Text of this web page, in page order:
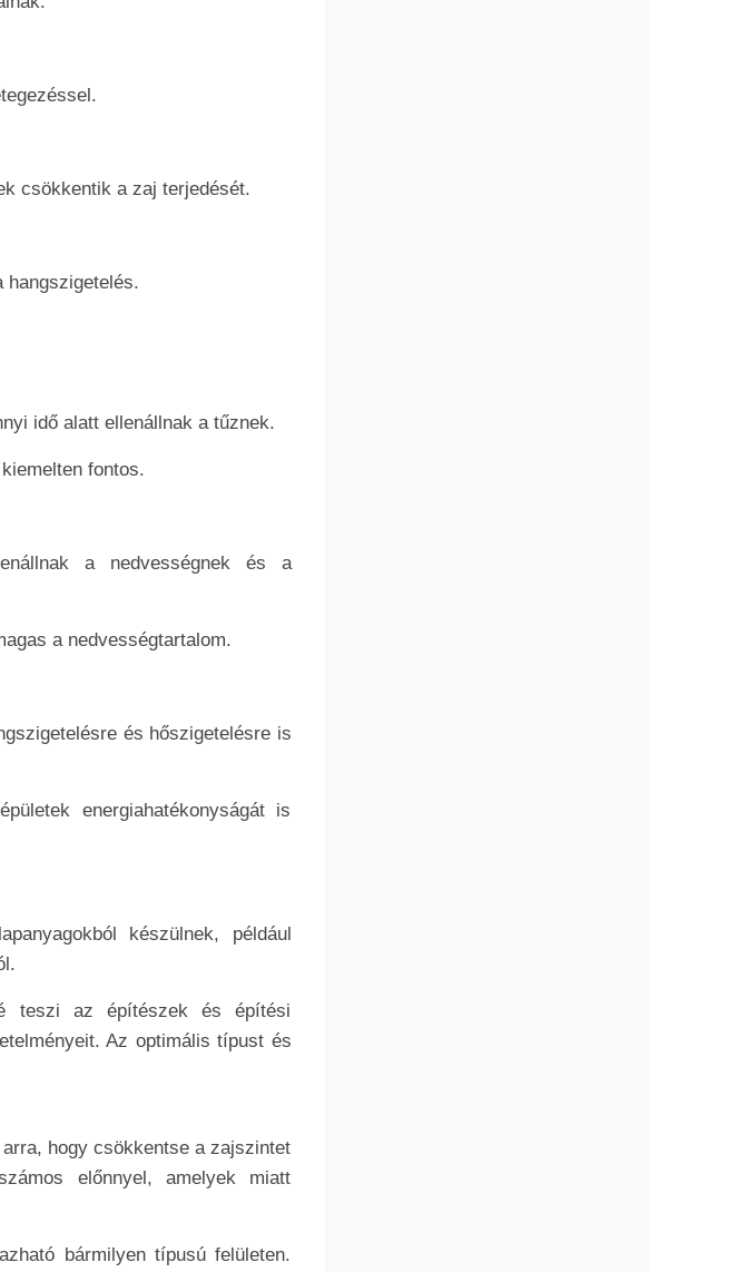
csökkentik a zaj terjedését.
hangszigetelés.
idő alatt ellenállnak a tűznek.
fontos.
a nedvességnek és a
a nedvességtartalom.
és hőszigetelésre is
energiahatékonyságát is
készülnek, például
teszi az építészek és építési
Az optimális típust és
hogy csökkentse a zajszintet
előnnyel, amelyek miatt
bármilyen típusú felületen.